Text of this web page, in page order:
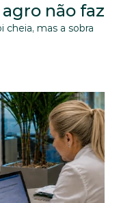
não faz
cheia, mas a sobra